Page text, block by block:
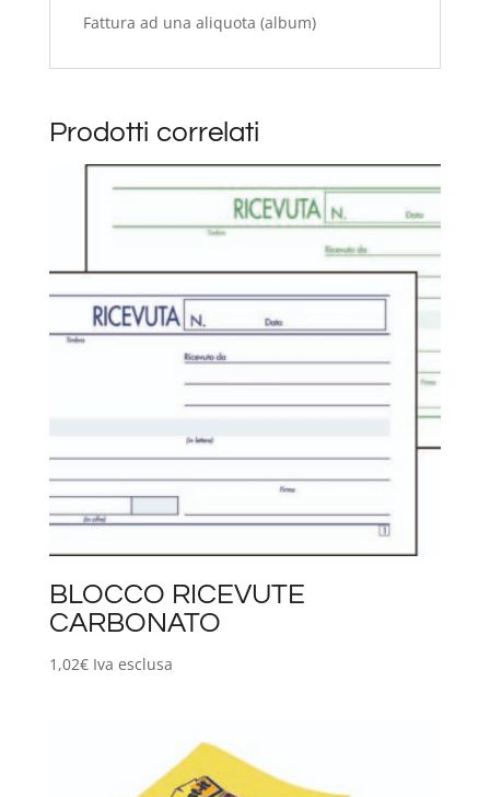
Fattura ad una aliquota (album)
Prodotti correlati
BLOCCO RICEVUTE
CARBONATO
1,02€ Iva esclusa